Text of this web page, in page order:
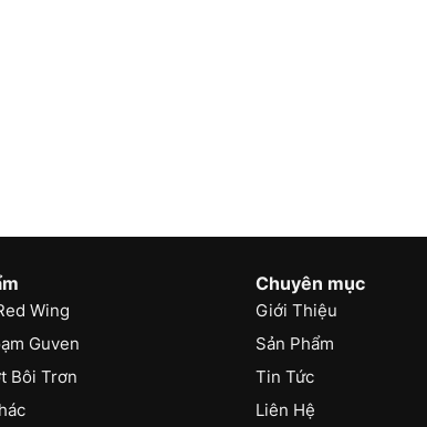
Wing
Guven
Bôi Trơn
Chuyên mục
Giới Thiệu
Sản Phẩm
Tin Tức
Liên Hệ